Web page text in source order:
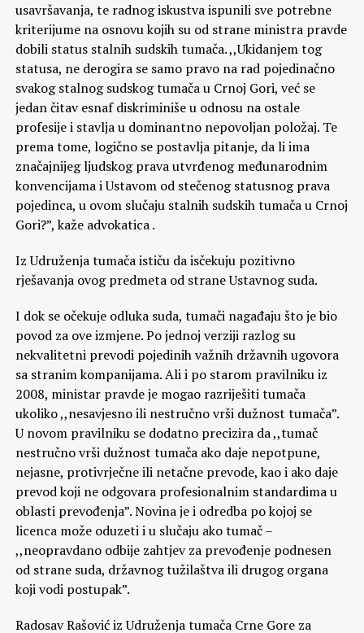
usavršavanja, te radnog iskustva ispunili sve potrebne
kriterijume na osnovu kojih su od strane ministra pravde
dobili status stalnih sudskih tumača. ,,Ukidanjem tog
statusa, ne derogira se samo pravo na rad pojedinačno
svakog stalnog sudskog tumača u Crnoj Gori, već se
jedan čitav esnaf diskriminiše u odnosu na ostale
profesije i stavlja u dominantno nepovoljan položaj. Te
prema tome, logično se postavlja pitanje, da li ima
značajnijeg ljudskog prava utvrđenog međunarodnim
konvencijama i Ustavom od stečenog statusnog prava
pojedinca, u ovom slučaju stalnih sudskih tumača u Crnoj
Gori?”, kaže advokatica .
Iz Udruženja tumača ističu da isčekuju pozitivno
rješavanja ovog predmeta od strane Ustavnog suda.
I dok se očekuje odluka suda, tumači nagađaju što je bio
povod za ove izmjene. Po jednoj verziji razlog su
nekvalitetni prevodi pojedinih važnih državnih ugovora
sa stranim kompanijama. Ali i po starom pravilniku iz
2008, ministar pravde je mogao razriješiti tumača
ukoliko ,,nesavjesno ili nestručno vrši dužnost tumača”.
U novom pravilniku se dodatno precizira da ,,tumač
nestručno vrši dužnost tumača ako daje nepotpune,
nejasne, protivrječne ili netačne prevode, kao i ako daje
prevod koji ne odgovara profesionalnim standardima u
oblasti prevođenja”. Novina je i odredba po kojoj se
licenca može oduzeti i u slučaju ako tumač –
,,neopravdano odbije zahtjev za prevođenje podnesen
od strane suda, državnog tužilaštva ili drugog organa
koji vodi postupak”.
Radosav Rašović iz Udruženja tumača Crne Gore za